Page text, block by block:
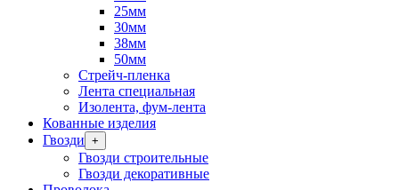
25мм
30мм
38мм
50мм
Стрейч-пленка
Лента специальная
Изолента, фум-лента
Кованные изделия
Гвозди +
Гвозди строительные
Гвозди декоративные